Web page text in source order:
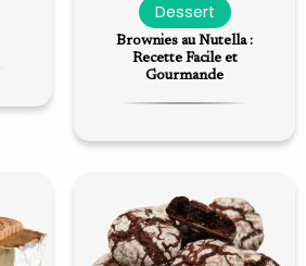
Dessert
Brownies au Nutella :
Recette Facile et
Gourmande